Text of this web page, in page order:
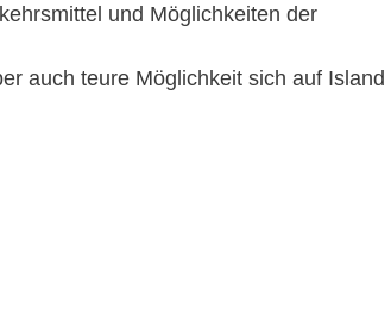
und Möglichkeiten der
auch teure Möglichkeit sich auf Island